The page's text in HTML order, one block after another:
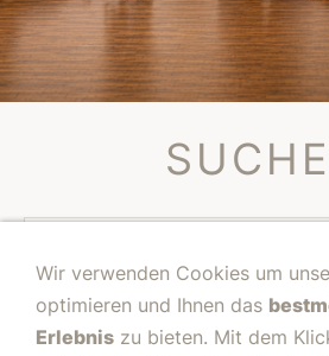
Wir verwenden Cookies um
optimieren und Ihnen das
Erlebnis zu bieten. Mit dem